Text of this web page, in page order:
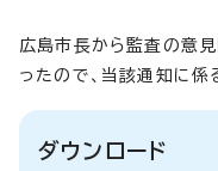
広島市長から監査の意
ったので、当該通知に係
ダウンロード